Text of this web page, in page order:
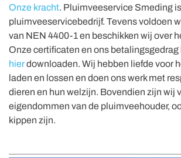
Onze kracht. Pluimveeservice Smeding
pluimveeservicebedrijf. Tevens voldoen
van NEN 4400-1 en beschikken wij over
Onze certificaten en ons betalingsgedrag
hierdownloaden. Wij hebben liefde voor
laden en lossen en doen ons werk met
dieren en hun welzijn. Bovendien zijn wij
eigendommen van de pluimveehouder,
kippen zijn.